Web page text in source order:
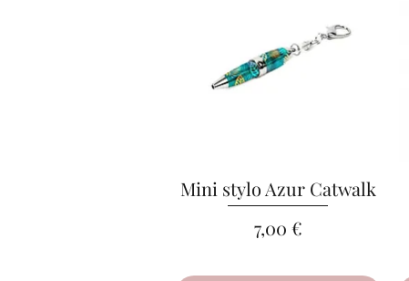
Visualização rápida
Mini stylo Azur Catwalk
Preço
7,00 €